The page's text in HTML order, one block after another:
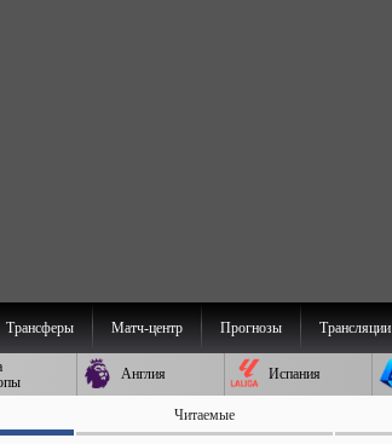
Трансферы Матч-центр Прогнозы Трансляции
Англия Испания
Читаемые